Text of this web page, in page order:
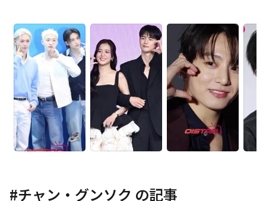
#チャン・グンソク の記事